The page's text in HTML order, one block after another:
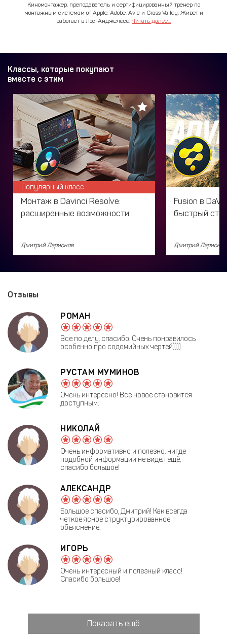
Киномонтажер, преподаватель и сертифицированный тренер по
монтажным системам от Apple, Adobe, Avid и Grass Valley. Живет и
работает в Лос-Анджелесе. Читать далее...
Классы, которые покупают
вместе с этим
Монтаж в Davinci Resolve:
расширенные возможности
Дмитрий Ларионов
Популярный класс
Fusion в
быстрый
Дмитрий Ларионов
Отзывы
РОМАН
Все по делу, спасибо. Очень понравилось
особенно про содомийных чертей))))
РУСТАМ МУМИНОВ
Очень интересно! Всё новое становится
доступным.
НИКОЛАЙ
Очень информативно и полезно, нигде
подобной информации не видел ещё,
спасибо большое!
АЛЕКСАНДР
Большое спасибо, Дмитрий! Как всегда
четкое ясное структурированное
объяснение.
ИГОРЬ
Очень интересный и полезный класс!
Спасибо большое!
Показать ещё